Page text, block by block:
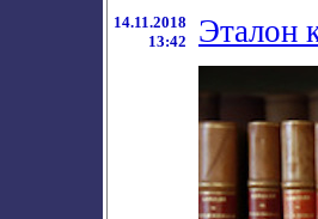
14.11.2018
13:42
Эталон